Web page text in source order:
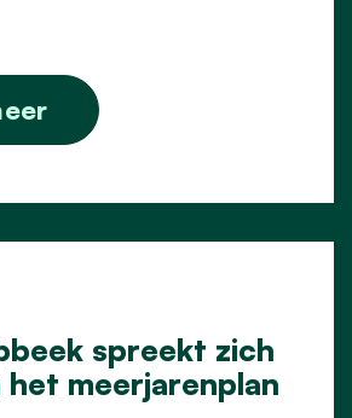
spreekt zich
meerjarenplan